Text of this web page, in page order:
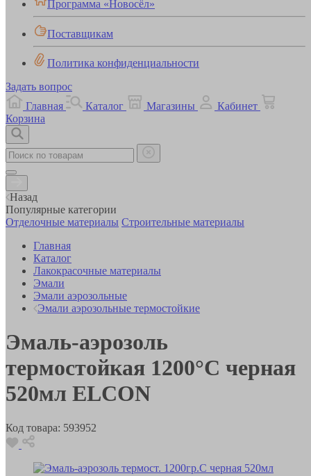
Программа «Новосёл»
Поставщикам
Политика конфиденциальности
Задать вопрос
Главная
Каталог Магазины
Кабинет
Корзина
Назад
Популярные категории
Отделочные материалы Строительные материалы
Главная
Каталог
Лакокрасочные материалы
Эмали
Эмали аэрозольные
Эмали аэрозольные термостойкие
Эмаль-аэрозоль
термостойкая 1200°С черная
520мл ELCON
Код товара: 593952